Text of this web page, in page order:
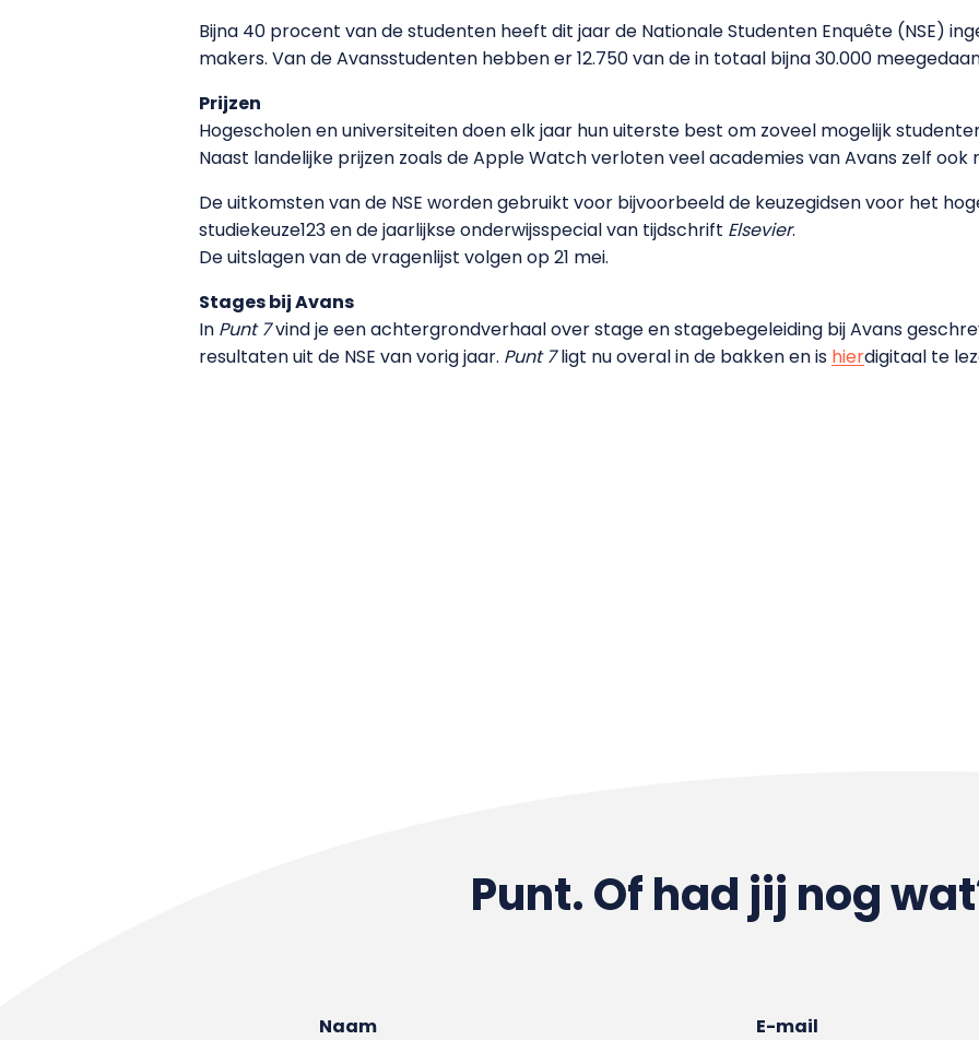
Bijna 40 procent van de studenten heeft dit jaar de Nationale Studenten Enquête (NSE)
makers. Van de Avansstudenten hebben er 12.750 van de in totaal bijna 30.000
Prijzen
Hogescholen en universiteiten doen elk jaar hun uiterste best om zoveel mogelijk
Naast landelijke prijzen zoals de Apple Watch verloten veel academies van Avans zelf ook
De uitkomsten van de NSE worden gebruikt voor bijvoorbeeld de keuzegidsen voor het
studiekeuze123 en de jaarlijkse onderwijsspecial van tijdschrift Elsevier.
De uitslagen van de vragenlijst volgen op 21 mei.
Stages bij Avans
In Punt 7vind je een achtergrondverhaal over stage en stagebegeleiding bij Avans
resultaten uit de NSE van vorig jaar. Punt 7ligt nu overal in de bakken en is hierdigitaal te
Punt. Of had jij nog
Naam E-mail